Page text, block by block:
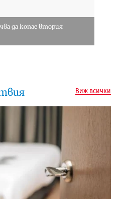
да копае втория
Виж всички